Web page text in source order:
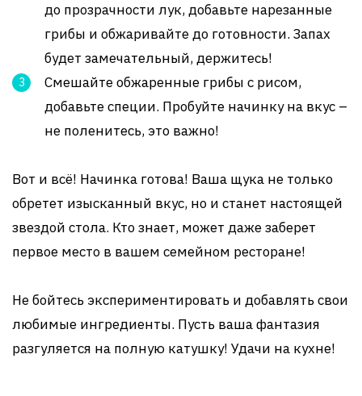
до прозрачности лук, добавьте нарезанные
грибы и обжаривайте до готовности. Запах
будет замечательный, держитесь!
Смешайте обжаренные грибы с рисом,
добавьте специи. Пробуйте начинку на вкус –
не поленитесь, это важно!
Вот и всё! Начинка готова! Ваша щука не только
обретет изысканный вкус, но и станет настоящей
звездой стола. Кто знает, может даже заберет
первое место в вашем семейном ресторане!
Не бойтесь экспериментировать и добавлять свои
любимые ингредиенты. Пусть ваша фантазия
разгуляется на полную катушку! Удачи на кухне!